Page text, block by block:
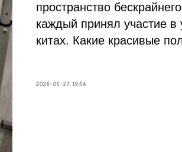
пространство
каждый принял участие в
китах. Какие красивые
2026-05-27 19:54